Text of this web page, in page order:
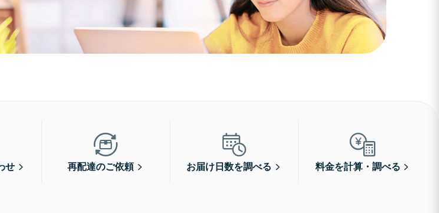
せ 再配達のご依頼 お届け日数を調べる 料金を計算・調べる